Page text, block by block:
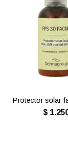
Protector solar
$